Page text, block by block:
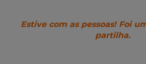
Estive com as pessoas! Foi
partilha.